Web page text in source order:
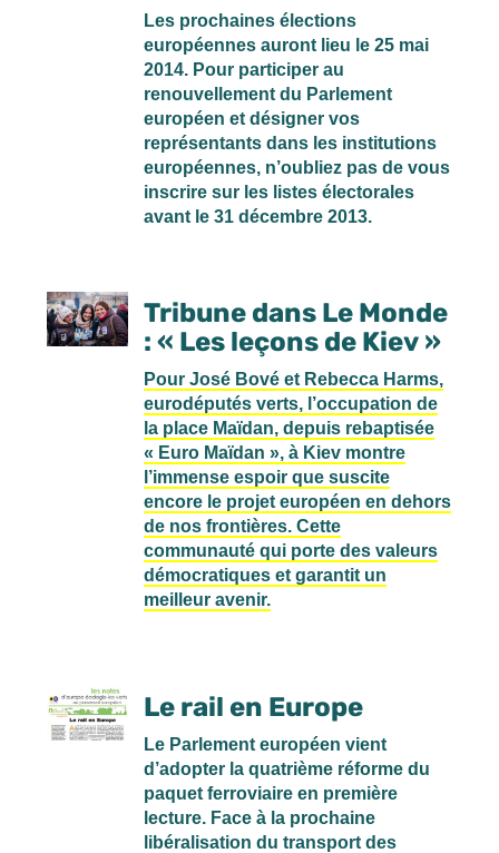
Les prochaines élections
européennes auront lieu le 25 mai
2014. Pour participer au
renouvellement du Parlement
européen et désigner vos
représentants dans les institutions
européennes, n’oubliez pas de vous
inscrire sur les listes électorales
avant le 31 décembre 2013.
Tribune dans Le Monde
: « Les leçons de Kiev »
Pour José Bové et Rebecca Harms,
eurodéputés verts, l’occupation de
la place Maïdan, depuis rebaptisée
« Euro Maïdan », à Kiev montre
l’immense espoir que suscite
encore le projet européen en dehors
de nos frontières. Cette
communauté qui porte des valeurs
démocratiques et garantit un
meilleur avenir.
Le rail en Europe
Le Parlement européen vient
d’adopter la quatrième réforme du
paquet ferroviaire en première
lecture. Face à la prochaine
libéralisation du transport des